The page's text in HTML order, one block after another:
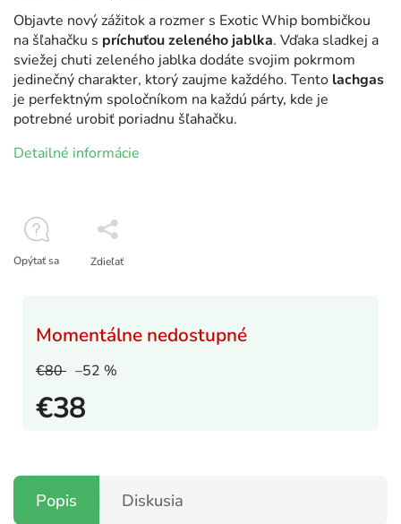
€80 –52 %
€38
Momentálne nedostupné
Objavte nový zážitok a rozmer s Exotic Whip bombičkou
na šľahačku s príchuťou zeleného jablka. Vďaka sladkej a
sviežej chuti zeleného jablka dodáte svojim pokrmom
jedinečný charakter, ktorý zaujme každého. Tento lachgas
je perfektným spoločníkom na každú párty, kde je
potrebné urobiť poriadnu šľahačku.
Detailné informácie
Opýtať sa Zdieľať
Popis Diskusia